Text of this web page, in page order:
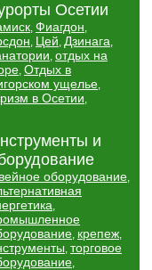
Осетии
, Фиагдон,
, Цей, Дзинага,
, отдых на
, Отдых в
ущелье,
в Осетии,
и
оборудование,
,
, крепеж,
, торговое
,